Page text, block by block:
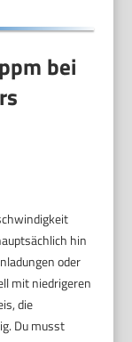
bei
hin
oder
mit niedrigeren
die
Du musst